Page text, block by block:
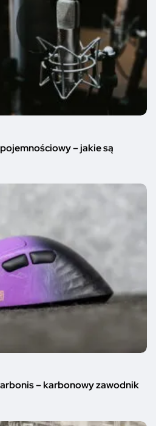
– jakie są
– karbonowy zawodnik